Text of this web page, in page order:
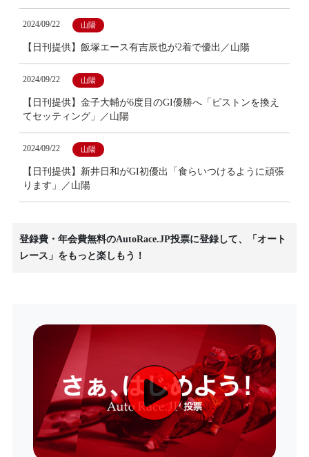
2024/09/22 山陽
【日刊提供】飯塚エース有吉辰也が2着で優出／山陽
2024/09/22 山陽
【日刊提供】金子大輔が6度目のGI優勝へ「ピストンを換え
てセッティング」／山陽
2024/09/22 山陽
【日刊提供】新井日和がGI初優出「食らいつけるように頑張
ります」／山陽
登録費・年会費無料のAutoRace.JP投票に登録して、「オート
レース」をもっと楽しもう！